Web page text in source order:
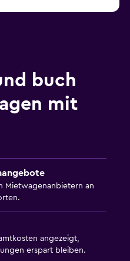
buch
mit
Mietwagenanbietern an
angezeigt,
erspart bleiben.